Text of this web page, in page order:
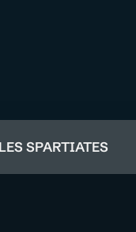
LES SPARTIATES